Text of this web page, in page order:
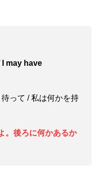
I may have
って / 私は何かを持
。後ろに何かあるか